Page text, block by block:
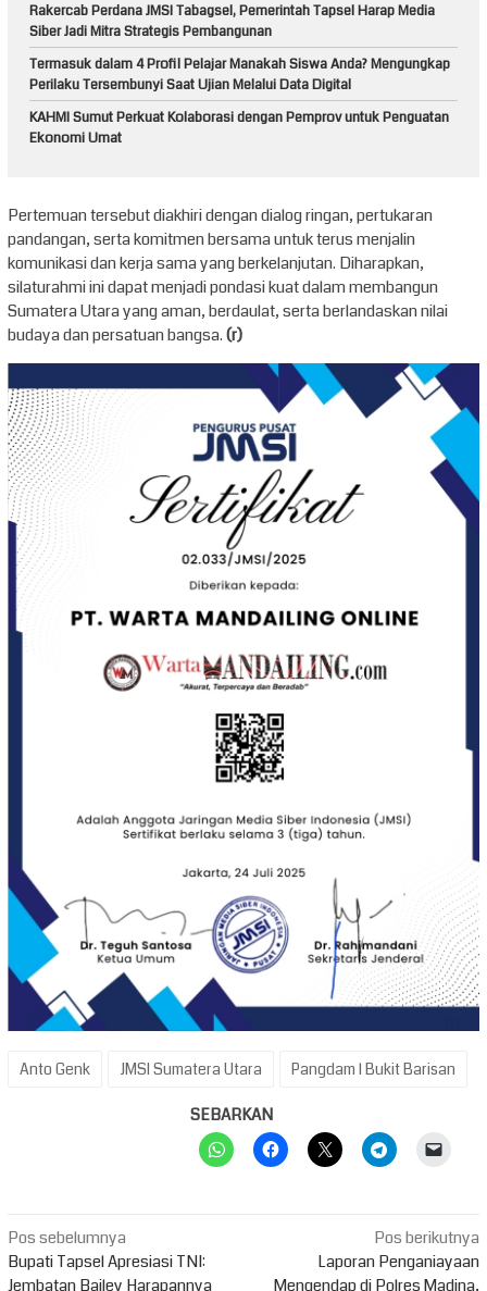
Rakercab Perdana JMSI Tabagsel, Pemerintah Tapsel Harap Media
Siber Jadi Mitra Strategis Pembangunan
Termasuk dalam 4 Profil Pelajar Manakah Siswa Anda? Mengungkap
Perilaku Tersembunyi Saat Ujian Melalui Data Digital
KAHMI Sumut Perkuat Kolaborasi dengan Pemprov untuk Penguatan
Ekonomi Umat
Pertemuan tersebut diakhiri dengan dialog ringan, pertukaran
pandangan, serta komitmen bersama untuk terus menjalin
komunikasi dan kerja sama yang berkelanjutan. Diharapkan,
silaturahmi ini dapat menjadi pondasi kuat dalam membangun
Sumatera Utara yang aman, berdaulat, serta berlandaskan nilai
budaya dan persatuan bangsa.(r)
Anto Genk JMSI Sumatera Utara Pangdam l Bukit Barisan
SEBARKAN
Navigasi
pos
Pos sebelumnya
Bupati Tapsel Apresiasi TNI:
Jembatan Bailey Harapannya
Pos berikutnya
Laporan Penganiayaan
Mengendap di Polres Madina,